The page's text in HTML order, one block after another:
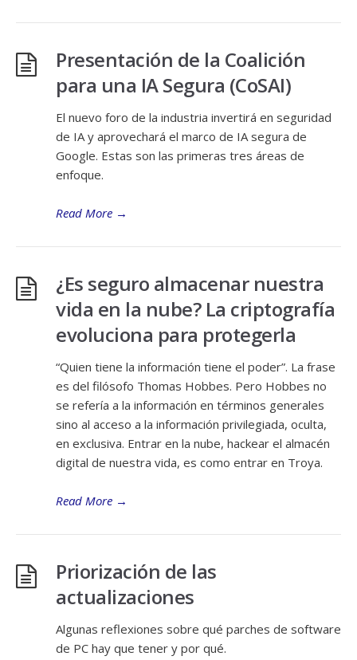
Presentación de la Coalición
para una IA Segura (CoSAI)
El nuevo foro de la industria invertirá en seguridad
de IA y aprovechará el marco de IA segura de
Google. Estas son las primeras tres áreas de
enfoque.
Read More →
¿Es seguro almacenar nuestra
vida en la nube? La criptografía
evoluciona para protegerla
“Quien tiene la información tiene el poder”. La frase
es del filósofo Thomas Hobbes. Pero Hobbes no
se refería a la información en términos generales
sino al acceso a la información privilegiada, oculta,
en exclusiva. Entrar en la nube, hackear el almacén
digital de nuestra vida, es como entrar en Troya.
Read More →
Priorización de las
actualizaciones
Algunas reflexiones sobre qué parches de software
de PC hay que tener y por qué.